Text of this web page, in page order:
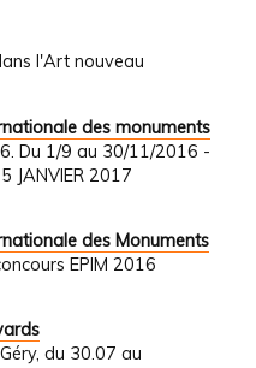
l'Art nouveau
des monuments
Du 1/9 au 30/11/2016 -
JANVIER 2017
des Monuments
EPIM 2016
du 30.07 au